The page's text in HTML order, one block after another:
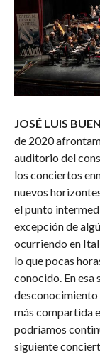
JOSÉ LUIS
de 2020
auditorio del
los conciertos
nuevos
el punto
excepción de
ocurriendo en
lo que pocas
conocido. En esa
desconocimiento
más compartida
podríamos
siguiente